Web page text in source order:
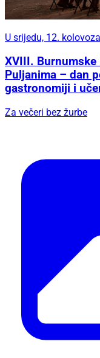
U srijedu, 12. kolovoza
XVIII. Burnumske
Puljanima – dan
gastronomiji i
Za večeri bez žurbe